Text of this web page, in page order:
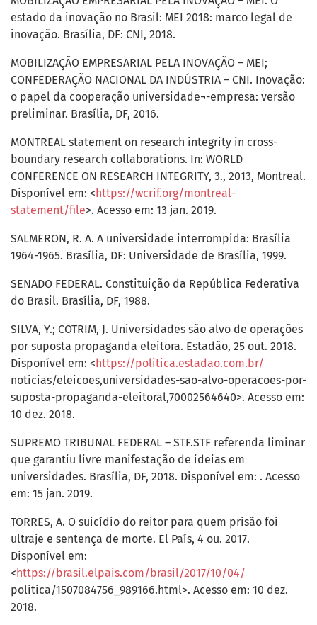
estado da inovação no Brasil: MEI 2018: marco legal de
inovação. Brasília, DF: CNI, 2018.
MOBILIZAÇÃO EMPRESARIAL PELA INOVAÇÃO – MEI;
CONFEDERAÇÃO NACIONAL DA INDÚSTRIA – CNI. Inovação:
o papel da cooperação universidade¬-empresa: versão
preliminar. Brasília, DF, 2016.
MONTREAL statement on research integrity in cross-
boundary research collaborations. In: WORLD
CONFERENCE ON RESEARCH INTEGRITY, 3., 2013, Montreal.
Disponível em: < https://wcrif.org/montreal-
statement/file>. Acesso em: 13 jan. 2019.
SALMERON, R. A. A universidade interrompida: Brasília
1964-1965. Brasília, DF: Universidade de Brasília, 1999.
SENADO FEDERAL. Constituição da República Federativa
do Brasil. Brasília, DF, 1988.
SILVA, Y.; COTRIM, J. Universidades são alvo de operações
por suposta propaganda eleitora. Estadão, 25 out. 2018.
Disponível em: < https://politica.estadao.com.br/
noticias/eleicoes,universidades-sao-alvo-operacoes-por-
suposta-propaganda-eleitoral,70002564640>. Acesso em:
10 dez. 2018.
SUPREMO TRIBUNAL FEDERAL – STF.STF referenda liminar
que garantiu livre manifestação de ideias em
universidades. Brasília, DF, 2018. Disponível em: . Acesso
em: 15 jan. 2019.
TORRES, A. O suicídio do reitor para quem prisão foi
ultraje e sentença de morte. El País, 4 ou. 2017.
Disponível em:
< https://brasil.elpais.com/brasil/2017/10/04/
politica/1507084756_989166.html>. Acesso em: 10 dez.
2018.